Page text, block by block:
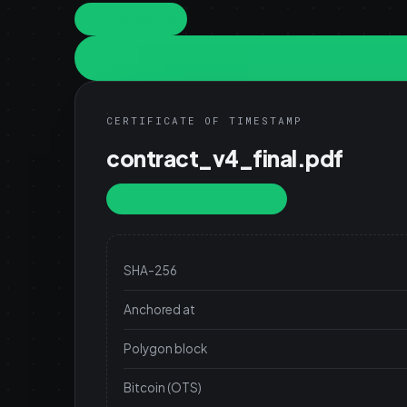
CERTIFICATE OF TIMESTAMP
contract_v4_final.pdf
SHA-256
Anchored at
Polygon block
Bitcoin (OTS)